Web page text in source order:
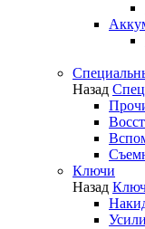
Назад
Ключи
Назад